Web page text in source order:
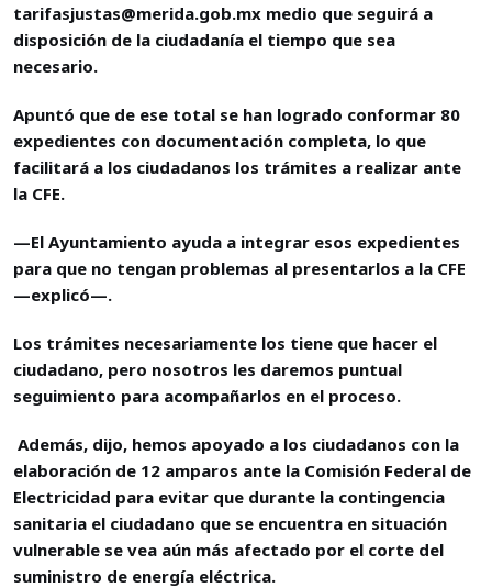
tarifasjustas@merida.gob.mx medio que seguirá a
disposición de la ciudadanía el tiempo que sea
necesario.
Apuntó que de ese total se han logrado conformar 80
expedientes con documentación completa, lo que
facilitará a los ciudadanos los trámites a realizar ante
la CFE.
—El Ayuntamiento ayuda a integrar esos expedientes
para que no tengan problemas al presentarlos a la CFE
—explicó—.
Los trámites necesariamente los tiene que hacer el
ciudadano, pero nosotros les daremos puntual
seguimiento para acompañarlos en el proceso.
Además, dijo, hemos apoyado a los ciudadanos con la
elaboración de 12 amparos ante la Comisión Federal de
Electricidad para evitar que durante la contingencia
sanitaria el ciudadano que se encuentra en situación
vulnerable se vea aún más afectado por el corte del
suministro de energía eléctrica.